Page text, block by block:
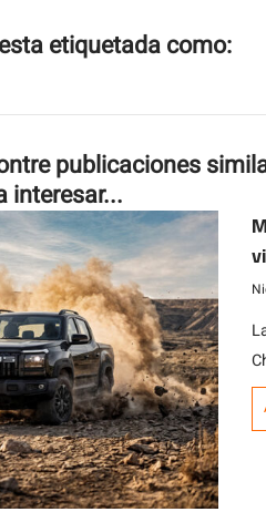
etiquetada como:
publicaciones
interesar...